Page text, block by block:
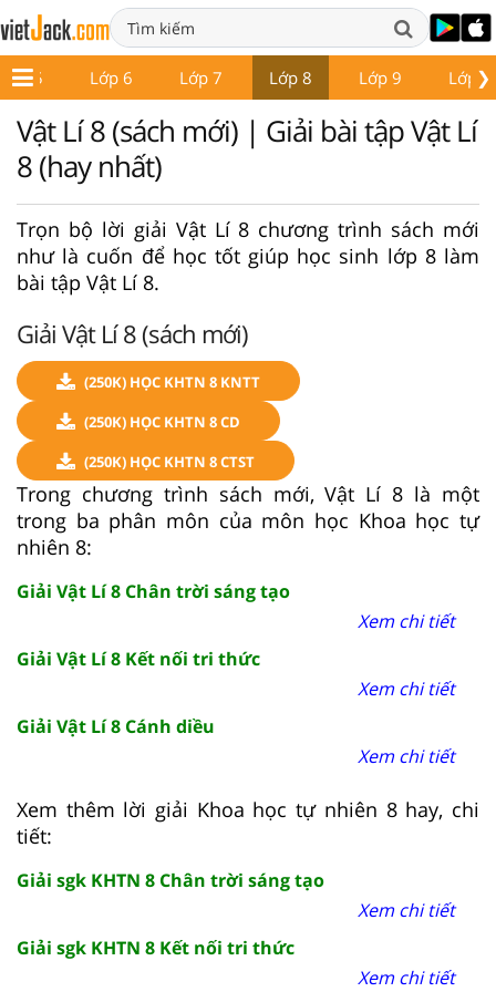
❯
Lớp 5 Lớp 6 Lớp 7 Lớp 8 Lớp 9 Lớp
Vật Lí 8 (sách mới) | Giải bài tập Vật Lí
8 (hay nhất)
Trọn bộ lời giải Vật Lí 8 chương trình sách mới
như là cuốn để học tốt giúp học sinh lớp 8 làm
bài tập Vật Lí 8.
Giải Vật Lí 8 (sách mới)
(250K) HỌC KHTN 8 KNTT
(250K) HỌC KHTN 8 CD
(250K) HỌC KHTN 8 CTST
Trong chương trình sách mới, Vật Lí 8 là một
trong ba phân môn của môn học Khoa học tự
nhiên 8:
Giải Vật Lí 8 Chân trời sáng tạo
Xem chi tiết
Giải Vật Lí 8 Kết nối tri thức
Xem chi tiết
Giải Vật Lí 8 Cánh diều
Xem chi tiết
Xem thêm lời giải Khoa học tự nhiên 8 hay, chi
tiết:
Giải sgk KHTN 8 Chân trời sáng tạo
Xem chi tiết
Giải sgk KHTN 8 Kết nối tri thức
Xem chi tiết